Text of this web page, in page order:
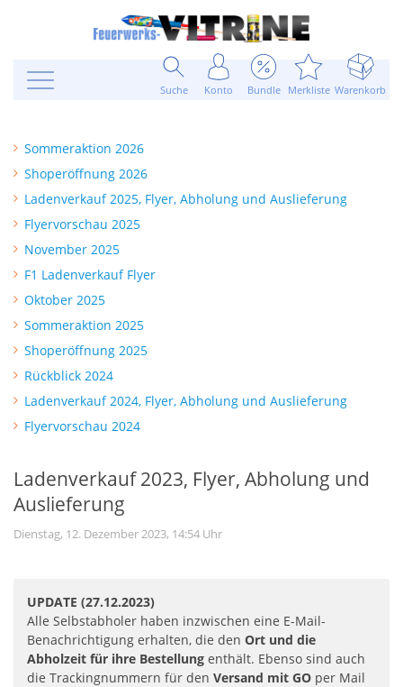
Suche Konto Bundle Merkliste Warenkorb
Sommeraktion 2026
Shoperöffnung 2026
Ladenverkauf 2025, Flyer, Abholung und Auslieferung
Flyervorschau 2025
November 2025
F1 Ladenverkauf Flyer
Oktober 2025
Sommeraktion 2025
Shoperöffnung 2025
Rückblick 2024
Ladenverkauf 2024, Flyer, Abholung und Auslieferung
Flyervorschau 2024
Ladenverkauf 2023, Flyer, Abholung und
Auslieferung
Dienstag, 12. Dezember 2023, 14:54 Uhr
UPDATE (27.12.2023)
Alle Selbstabholer haben inzwischen eine E-Mail-
Benachrichtigung erhalten, die den Ort und die
Abholzeit für ihre Bestellung enthält. Ebenso sind auch
die Trackingnummern für den Versand mit GO per Mail